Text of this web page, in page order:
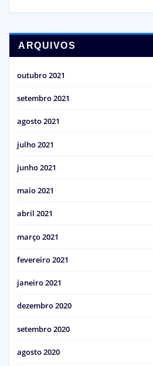
ARQUIVOS
outubro 2021
setembro 2021
agosto 2021
julho 2021
junho 2021
maio 2021
abril 2021
março 2021
fevereiro 2021
janeiro 2021
dezembro 2020
setembro 2020
agosto 2020